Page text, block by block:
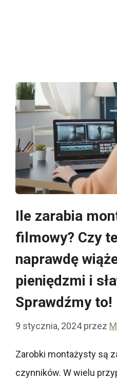
Ile zarabia
filmowy? Czy
naprawdę
pieniędzmi i
Sprawdźmy to!
9 stycznia, 2024 przez
Zarobki montażysty są
czynników. W wielu